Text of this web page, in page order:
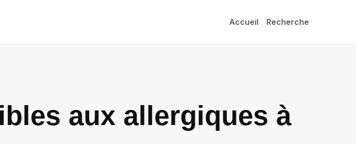
Accueil Recherche
aux allergiques à